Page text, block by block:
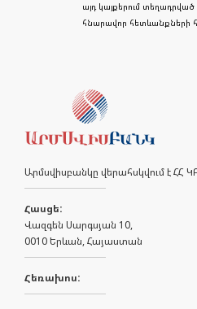
այդ կայքերում
հնարավոր հետևանքների
Արմսվիսբանկը վերահսկվում է ՀՀ
Հասցե:
Վազգեն Սարգսյան 10,
0010 Երևան, Հայաստան
Հեռախոս: